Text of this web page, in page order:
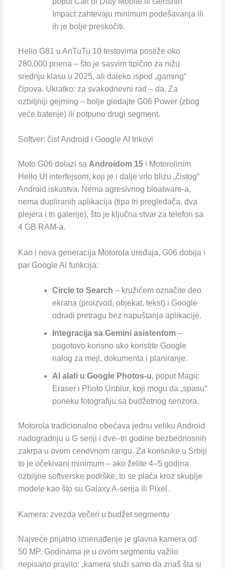
Impact zahtevaju minimum podešavanja ili
ih je bolje preskočiti.
Helio G81 u AnTuTu 10 testovima postiže oko
280.000 poena – što je sasvim tipično za nižu
srednju klasu u 2025, ali daleko ispod „gaming“
čipova. Ukratko: za svakodnevni rad – da. Za
ozbiljniji gejming – bolje gledajte G06 Power (zbog
veće baterije) ili potpuno drugi segment.
Softver: čist Android i Google AI trikovi
Moto G06 dolazi sa Androidom 15i Motorolinim
Hello UI interfejsom, koji je i dalje vrlo blizu „čistog“
Android iskustva. Nema agresivnog bloatware-a,
nema dupliranih aplikacija (tipa tri pregledača, dva
plejera i tri galerije), što je ključna stvar za telefon sa
4 GB RAM-a.
Kao i nova generacija Motorola uređaja, G06 dobija i
par Google AI funkcija:
Circle to Search – kružićem označite deo
ekrana (proizvod, objekat, tekst) i Google
odradi pretragu bez napuštanja aplikacije.
Integracija sa Gemini asistentom–
pogotovo korisno ako koristite Google
nalog za mejl, dokumenta i planiranje.
AI alati u Google Photos-u, poput Magic
Eraser i Photo Unblur, koji mogu da „spasu“
poneku fotografiju sa budžetnog senzora.
Motorola tradicionalno obećava jednu veliku Android
nadogradnju u G seriji i dve–tri godine bezbednosnih
zakrpa u ovom cenovnom rangu. Za korisnike u Srbiji
to je očekivani minimum – ako želite 4–5 godina
ozbiljne softverske podrške, to se plaća kroz skuplje
modele kao što su Galaxy A-serija ili Pixel.
Kamera: zvezda večeri u budžet segmentu
Najveće prijatno iznenađenje je glavna kamera od
50 MP. Godinama je u ovom segmentu važilo
nepisano pravilo: „kamera služi samo da znaš šta si